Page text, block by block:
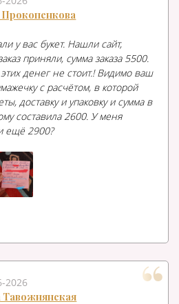
у вас букет. Нашли сайт,
приняли, сумма заказа 5500.
денег не стоит.! Видимо ваш
с расчётом, в которой
доставку и упаковку и сумма в
составила 2600. У меня
ещё 2900?
2026
Тавожнянская